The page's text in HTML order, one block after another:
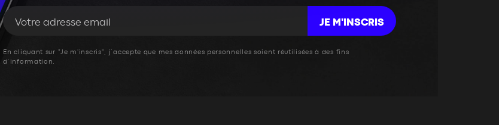
JE M'INSCRIS
En cliquant sur "Je m'inscris", j’accepte que mes données personnelles soient réutilisées à des fins
d’information.